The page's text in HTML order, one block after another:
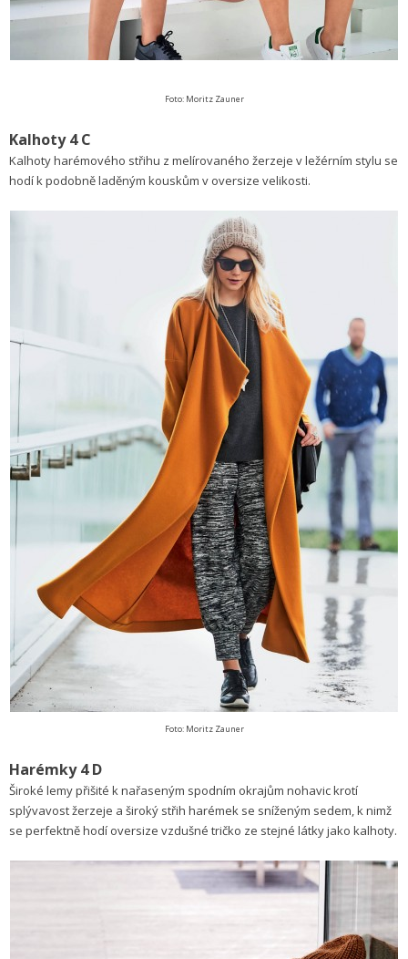
Foto: Moritz Zauner
Kalhoty 4 C
Kalhoty harémového střihu z melírovaného žerzeje v ležérním stylu se
hodí k podobně laděným kouskům v oversize velikosti.
Foto: Moritz Zauner
Harémky 4 D
Široké lemy přišité k nařaseným spodním okrajům nohavic krotí
splývavost žerzeje a široký střih harémek se sníženým sedem, k nimž
se perfektně hodí oversize vzdušné tričko ze stejné látky jako kalhoty.